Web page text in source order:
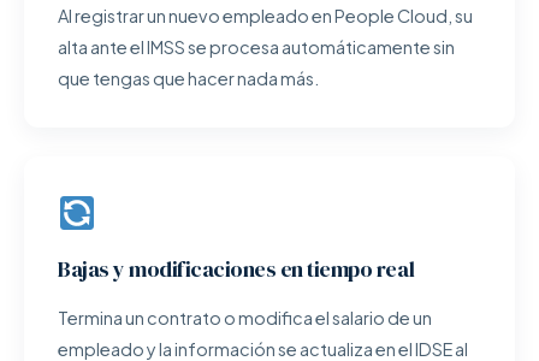
Al registrar un nuevo empleado en People Cloud, su
alta ante el IMSS se procesa automáticamente sin
que tengas que hacer nada más.
Bajas y modificaciones en tiempo real
Termina un contrato o modifica el salario de un
empleado y la información se actualiza en el IDSE al